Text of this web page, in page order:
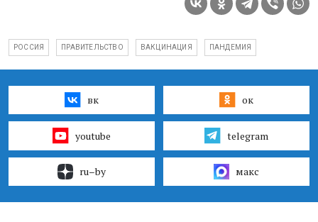
РОССИЯ ПРАВИТЕЛЬСТВО ВАКЦИНАЦИЯ ПАНДЕМИЯ
вк ок
youtube telegram
ru–by макс